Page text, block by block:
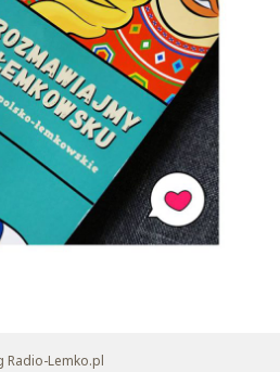
Radio-Lemko.pl